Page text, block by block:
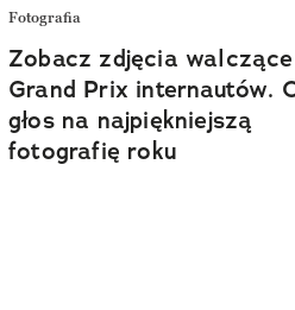
Fotografia
Zobacz zdjęcia
Grand Prix internautów.
głos na najpiękniejszą
fotografię roku